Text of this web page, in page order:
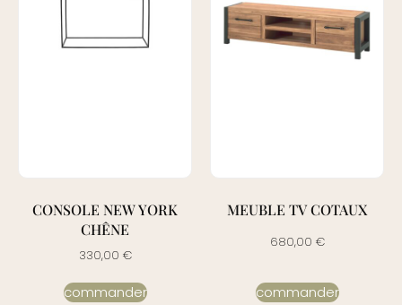
CONSOLE NEW YORK
CHÊNE
330,00 €
commander
MEUBLE TV COTAUX
680,00 €
commander